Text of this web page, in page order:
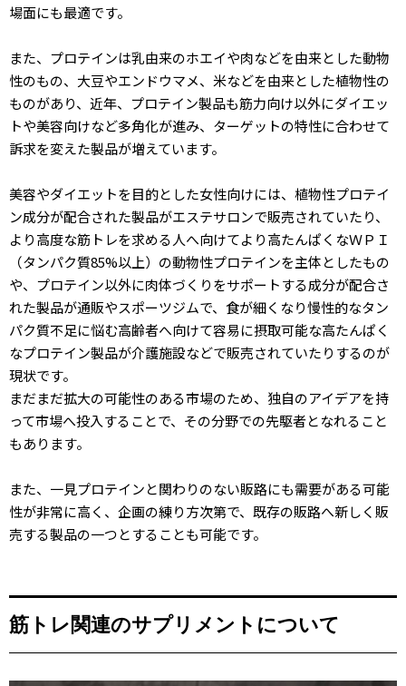
場面にも最適です。
また、プロテインは乳由来のホエイや肉などを由来とした動物
性のもの、大豆やエンドウマメ、米などを由来とした植物性の
ものがあり、近年、プロテイン製品も筋力向け以外にダイエッ
トや美容向けなど多角化が進み、ターゲットの特性に合わせて
訴求を変えた製品が増えています。
美容やダイエットを目的とした女性向けには、植物性プロテイ
ン成分が配合された製品がエステサロンで販売されていたり、
より高度な筋トレを求める人へ向けてより高たんぱくなＷＰＩ
（タンパク質85%以上）の動物性プロテインを主体としたもの
や、プロテイン以外に肉体づくりをサポートする成分が配合さ
れた製品が通販やスポーツジムで、食が細くなり慢性的なタン
パク質不足に悩む高齢者へ向けて容易に摂取可能な高たんぱく
なプロテイン製品が介護施設などで販売されていたりするのが
現状です。
まだまだ拡大の可能性のある市場のため、独自のアイデアを持
って市場へ投入することで、その分野での先駆者となれること
もあります。
また、一見プロテインと関わりのない販路にも需要がある可能
性が非常に高く、企画の練り方次第で、既存の販路へ新しく販
売する製品の一つとすることも可能です。
筋トレ関連のサプリメントについて